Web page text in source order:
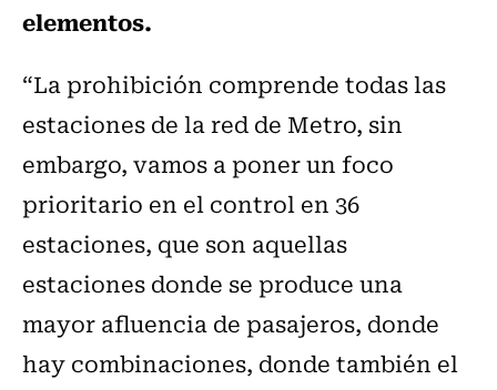
elementos.
“La prohibición comprende todas las
estaciones de la red de Metro, sin
embargo, vamos a poner un foco
prioritario en el control en 36
estaciones, que son aquellas
estaciones donde se produce una
mayor afluencia de pasajeros, donde
hay combinaciones, donde también el